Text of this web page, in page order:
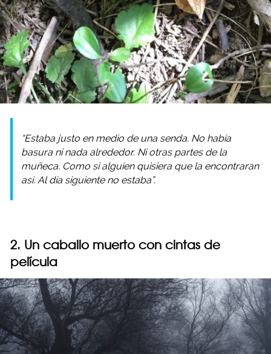
“Estaba justo en medio de una senda. No había
basura ni nada alrededor. Ni otras partes de la
muñeca. Como si alguien quisiera que la encontraran
así. Al día siguiente no estaba”.
2. Un caballo muerto con cintas de
película